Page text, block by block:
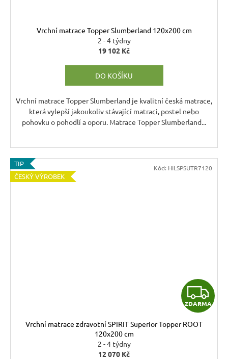
Vrchní matrace Topper Slumberland 120x200 cm
2 - 4 týdny
19 102 Kč
DO KOŠÍKU
Vrchní matrace Topper Slumberland je kvalitní česká matrace,
která vylepší jakoukoliv stávající matraci, postel nebo
pohovku o pohodlí a oporu. Matrace Topper Slumberland...
TIP
ČESKÝ VÝROBEK
Z
D
ZDARMA
Vrchní matrace zdravotní SPIRIT Superior Topper ROOT
120x200 cm
2 - 4 týdny
12 070 Kč
Kód: HILSPSUTR7120